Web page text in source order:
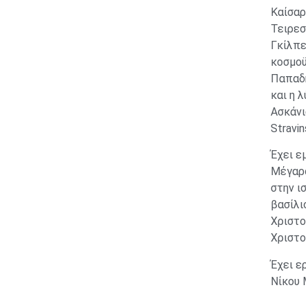
και η
Έχει
στην
Έχει
Νίκου